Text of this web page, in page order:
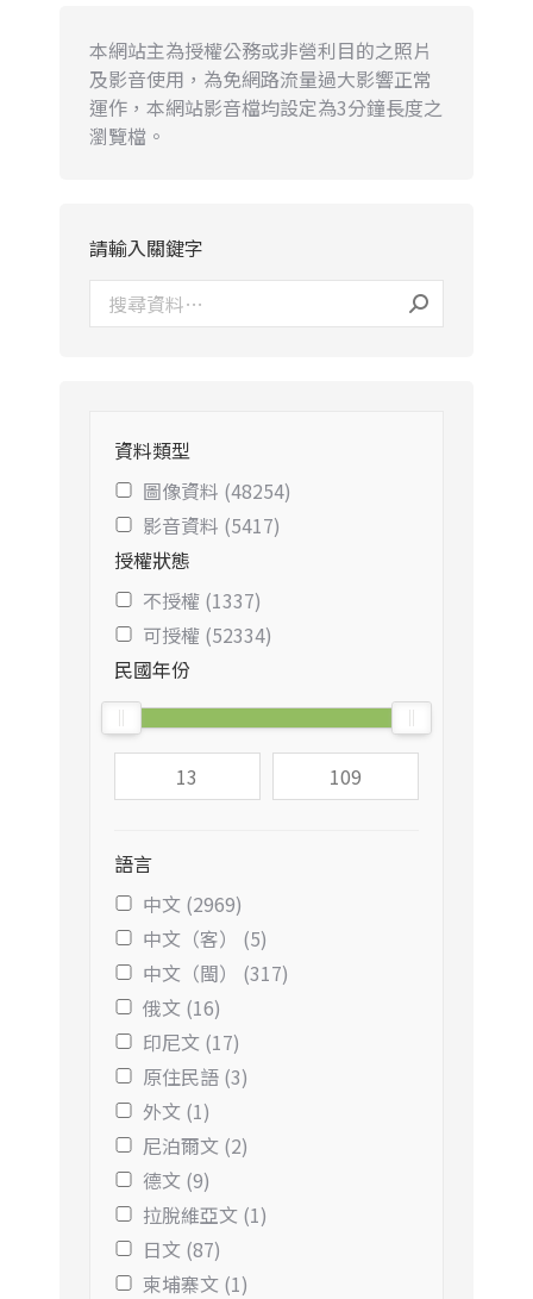
本網站主為授權公務或非營利目的之照片
及影音使用，為免網路流量過大影響正常
運作，本網站影音檔均設定為3分鐘長度之
瀏覽檔。
請輸入關鍵字
資料類型
圖像資料 (48254)
影音資料 (5417)
授權狀態
不授權 (1337)
可授權 (52334)
民國年份
語言
中文 (2969)
中文（客） (5)
中文（閩） (317)
俄文 (16)
印尼文 (17)
原住民語 (3)
外文 (1)
尼泊爾文 (2)
德文 (9)
拉脫維亞文 (1)
日文 (87)
柬埔寨文 (1)